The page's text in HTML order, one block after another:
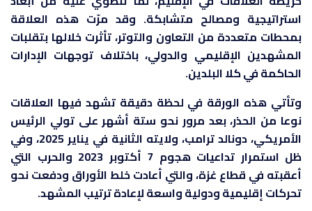
استراتيجية ومصالح متشابكة. وقد مرّت هذه العلاقة
بمحطات متعددة من التعاون والتوتر، تأثرت خلالها بتقلبات
المشهدين الإقليمي والدولي، باختلاف توجهات الإدارات
الحاكمة في كلا البلدين.
وتأتي هذه الورقة في لحظة دقيقة تشهد فيها العلاقات
نوعا من الحذر، بعد مرور نحو ستة أشهر على تولي الرئيس
الأمريكي، دونالد ترامب، ولايته الثانية في يناير 2025، وفي
ظل استمرار تداعيات هجوم 7 أكتوبر 2023 والحرب التي
أعقبته في قطاع غزة، والتي أعادت خلط الأوراق ودفعت نحو
تحركات إقليمية ودولية واسعة لإعادة ترتيب المشهد.